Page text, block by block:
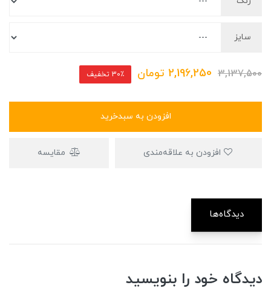
سایز
3,137,500
2,196,250 تومان 30٪ تخفیف
افزودن به سبدخرید
مقایسه
دیدگاه‌ها
دیدگاه خود را بنویسید